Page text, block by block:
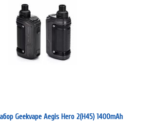
Geekvape Aegis Hero 2(H45) 1400mAh